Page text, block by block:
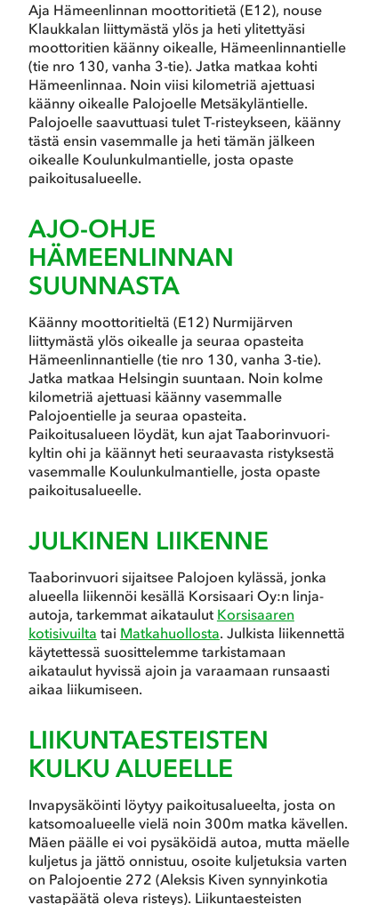
Aja Hämeenlinnan moottoritietä (E12), nouse
Klaukkalan liittymästä ylös ja heti ylitettyäsi
moottoritien käänny oikealle, Hämeenlinnantielle
(tie nro 130, vanha 3-tie). Jatka matkaa kohti
Hämeenlinnaa. Noin viisi kilometriä ajettuasi
käänny oikealle Palojoelle Metsäkyläntielle.
Palojoelle saavuttuasi tulet T-risteykseen, käänny
tästä ensin vasemmalle ja heti tämän jälkeen
oikealle Koulunkulmantielle, josta opaste
paikoitusalueelle.
AJO-OHJE
HÄMEENLINNAN
SUUNNASTA
Käänny moottoritieltä (E12) Nurmijärven
liittymästä ylös oikealle ja seuraa opasteita
Hämeenlinnantielle (tie nro 130, vanha 3-tie).
Jatka matkaa Helsingin suuntaan. Noin kolme
kilometriä ajettuasi käänny vasemmalle
Palojoentielle ja seuraa opasteita.
Paikoitusalueen löydät, kun ajat Taaborinvuori-
kyltin ohi ja käännyt heti seuraavasta ristyksestä
vasemmalle Koulunkulmantielle, josta opaste
paikoitusalueelle.
JULKINEN LIIKENNE
Taaborinvuori sijaitsee Palojoen kylässä, jonka
alueella liikennöi kesällä Korsisaari Oy:n linja-
autoja, tarkemmat aikataulut Korsisaaren
kotisivuilta tai Matkahuollosta. Julkista liikennettä
käytettessä suosittelemme tarkistamaan
aikataulut hyvissä ajoin ja varaamaan runsaasti
aikaa liikumiseen.
LIIKUNTAESTEISTEN
KULKU ALUEELLE
Invapysäköinti löytyy paikoitusalueelta, josta on
katsomoalueelle vielä noin 300m matka kävellen.
Mäen päälle ei voi pysäköidä autoa, mutta mäelle
kuljetus ja jättö onnistuu, osoite kuljetuksia varten
on Palojoentie 272 (Aleksis Kiven synnyinkotia
vastapäätä oleva risteys). Liikuntaesteisten